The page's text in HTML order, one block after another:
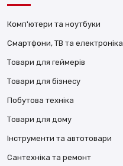
Комп'ютери та ноутбуки
Смартфони, ТВ та електроніка
Товари для геймерів
Товари для бізнесу
Побутова техніка
Товари для дому
Інструменти та автотовари
Сантехніка та ремонт